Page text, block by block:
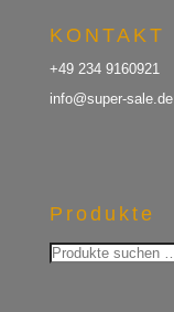
KONTAKT
+49 234 9160921
info@super-sale.de
Produkte
Suchen
nach: